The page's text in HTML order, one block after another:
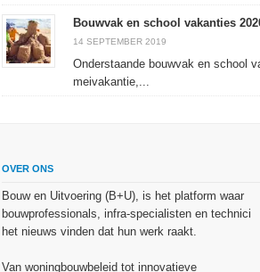
Bouwvak en school vakanties
14 SEPTEMBER 2019
Onderstaande bouwvak en school
meivakantie,...
OVER ONS
Bouw en Uitvoering (B+U), is het platform waar
bouwprofessionals, infra-specialisten en technici
het nieuws vinden dat hun werk raakt.
Van woningbouwbeleid tot innovatieve